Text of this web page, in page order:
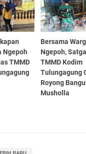
Ngepoh
TMMD
Bersama
Ngepoh,
TMMD Kodim
Tulungagung
Royong
Musholla